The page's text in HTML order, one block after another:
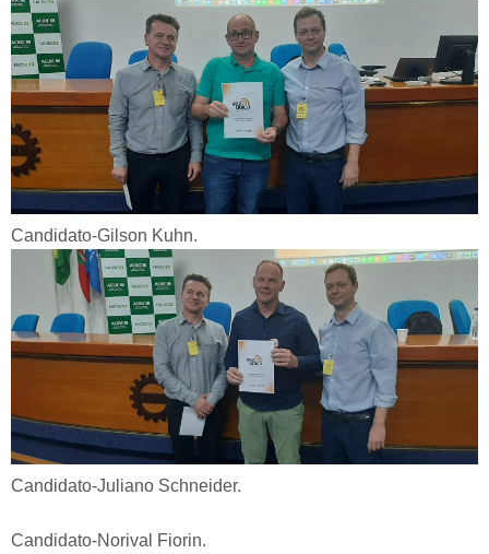
Candidato-Gilson Kuhn.
Candidato-Juliano Schneider.
Candidato-Norival Fiorin.